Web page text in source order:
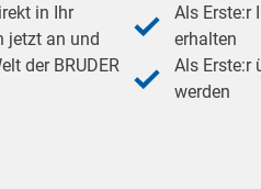
in Ihr
jetzt an und
der BRUDER
Als Erste:r
erhalten
Als Erste:r
werden